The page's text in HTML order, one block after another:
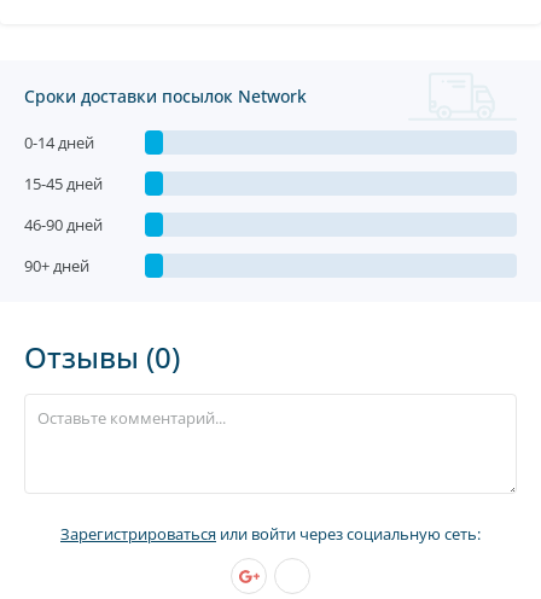
Сроки доставки посылок Network
0-14 дней
15-45 дней
46-90 дней
90+ дней
Отзывы (0)
Зарегистрироваться или войти через социальную сеть: